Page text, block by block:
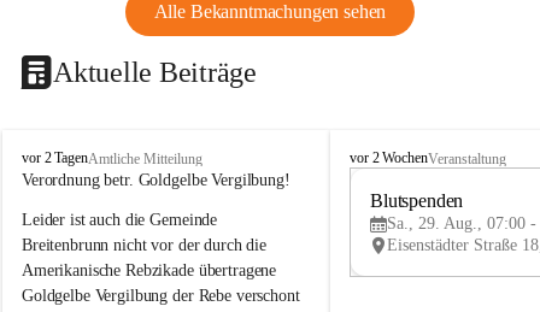
Alle Bekanntmachungen sehen
Aktuelle Beiträge
B
r
i
t
e
n
vor 2 TagenAmtliche Mitteilung
Verordnung betr. Goldgelbe Vergilbung!
Leider ist auch die Gemeinde
Breitenbrunn nicht vor der durch die
Amerikanische Rebzikade übertragene
Goldgelbe Vergilbung der Rebe verschont
B
e
vor 2 WochenVeranstaltung
Blutspenden
Sa., 29. Aug., 07:00 -